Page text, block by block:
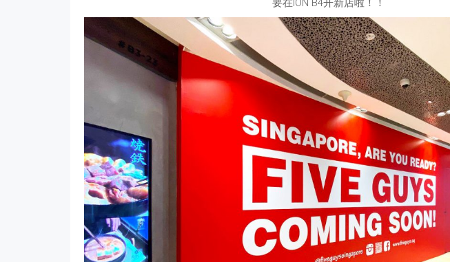
要在ION B4开新店啦！！